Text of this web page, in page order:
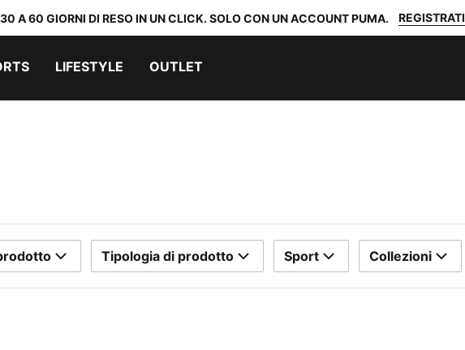
A 60 GIORNI DI RESO IN UN CLICK. SOLO CON UN ACCOUNT PUMA. REGISTRATI
LIFESTYLE OUTLET
Tipologia di prodotto Sport Collezioni